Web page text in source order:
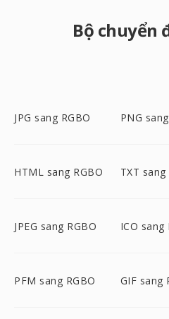
Bộ chuyển
JPG sang RGBO PNG
HTML sang RGBO TXT sang
JPEG sang RGBO ICO sang
PFM sang RGBO GIF sang